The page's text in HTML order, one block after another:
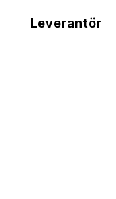
Leverantör